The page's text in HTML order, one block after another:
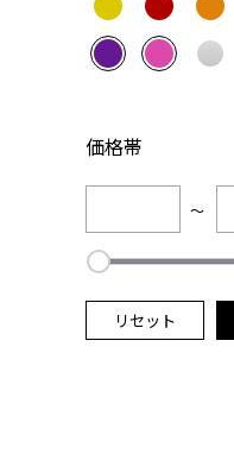
価格帯
～
リセット